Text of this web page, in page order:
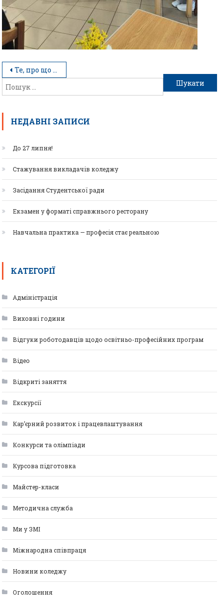
Те, про що не напишуть у підручниках
НЕДАВНІ ЗАПИСИ
До 27 липня!
Стажування викладачів коледжу
Засідання Студентської ради
Екзамен у форматі справжнього ресторану
Навчальна практика — професія стає реальною
КАТЕГОРІЇ
Адміністрація
Виховні години
Відгуки роботодавців щодо освітньо-професійних програм
Відео
Відкриті заняття
Екскурсії
Кар’єрний розвиток і працевлаштування
Конкурси та олімпіади
Курсова підготовка
Майстер-класи
Методична служба
Ми у ЗМІ
Міжнародна співпраця
Новини коледжу
Оголошення